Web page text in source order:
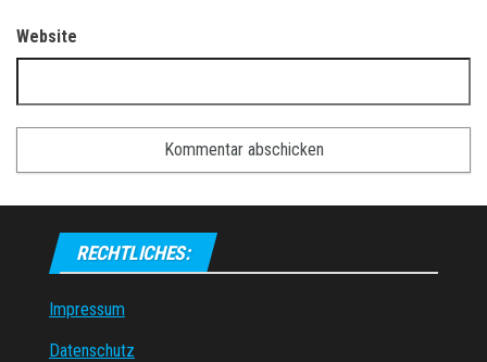
Website
RECHTLICHES:
Impressum
Datenschutz